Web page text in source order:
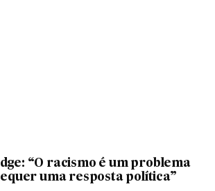
“O racismo é um problema
uma resposta política”